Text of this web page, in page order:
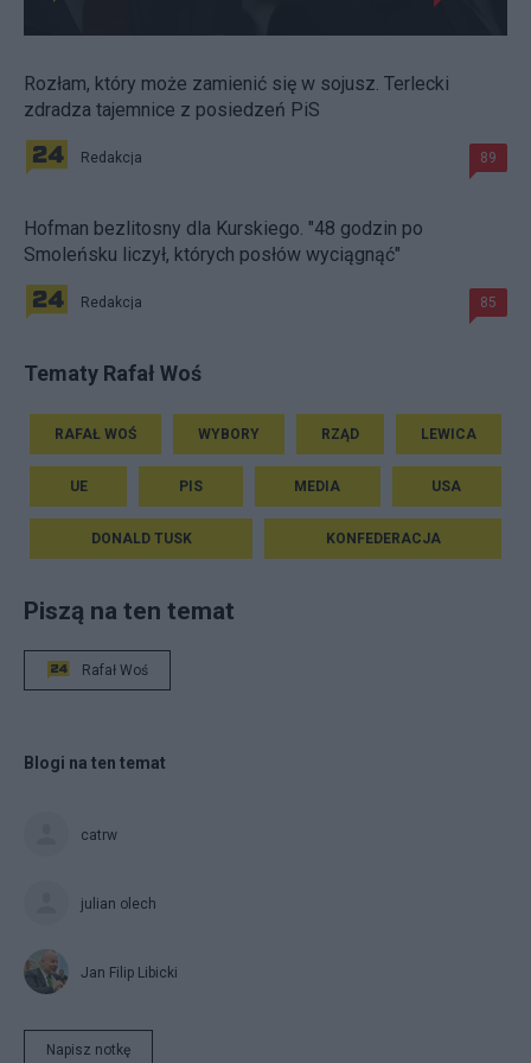
Rozłam, który może zamienić się w sojusz. Terlecki
zdradza tajemnice z posiedzeń PiS
Redakcja 89
Hofman bezlitosny dla Kurskiego. "48 godzin po
Smoleńsku liczył, których posłów wyciągnąć"
Redakcja 85
Tematy Rafał Woś
RAFAŁ WOŚ WYBORY RZĄD LEWICA
UE PIS MEDIA USA
DONALD TUSK KONFEDERACJA
Piszą na ten temat
Rafał Woś
Blogi na ten temat
catrw
julian olech
Jan Filip Libicki
Napisz notkę